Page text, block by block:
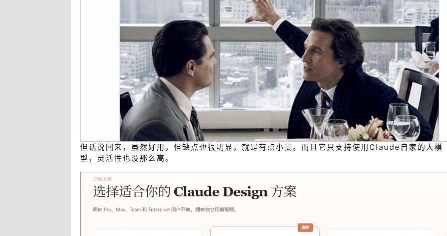
但话说回来，虽然好用，但缺点也很明显，就是有点小贵。而且它只支持使用Claude自家的大模
型，灵活性也没那么高。